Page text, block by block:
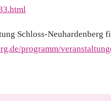
Schloss-Neuhardenberg
programm/